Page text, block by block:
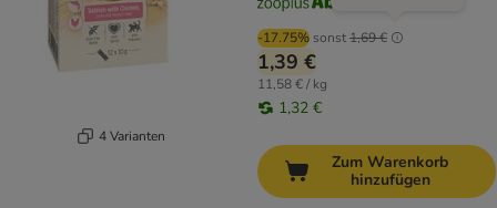
4 Varianten
-17.75% sonst1,69 €
1,39 €
11,58 € / kg
1,32 €
Zum Warenkorb
hinzufügen